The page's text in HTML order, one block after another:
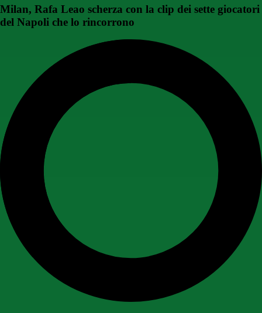
Milan, Rafa Leao scherza con la clip dei sette giocatori
del Napoli che lo rincorrono